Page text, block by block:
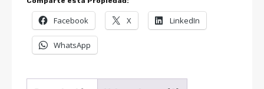
Facebook X LinkedIn
WhatsApp